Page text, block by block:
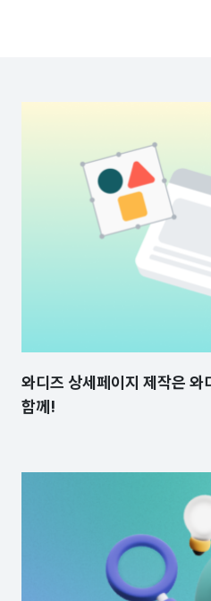
와디즈 상세페이지 제작은 와
함께!